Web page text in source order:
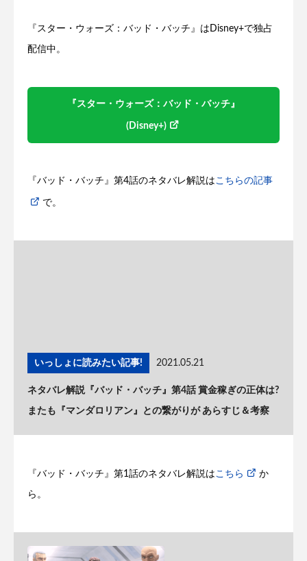
『スター・ウォーズ：バッド・バッチ』はDisney+で独占
配信中。
『スター・ウォーズ：バッド・バッチ』
(Disney+)
『バッド・バッチ』第4話のネタバレ解説はこちらの記事
で。
いっしょに読みたい記事! 2021.05.21
ネタバレ解説『バッド・バッチ』第4話 賞金稼ぎの正体は?
またも『マンダロリアン』との繋がりが あらすじ＆考察
『バッド・バッチ』第1話のネタバレ解説は こちら か
ら。